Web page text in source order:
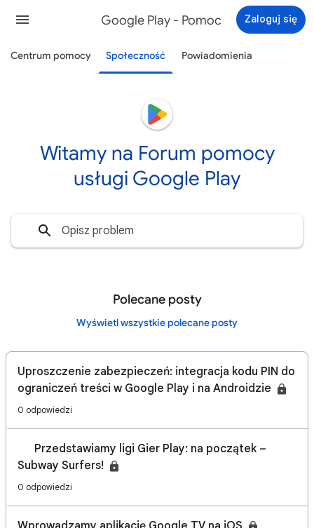
Google Play - Pomoc Zaloguj się
Centrum pomocy Społeczność Powiadomienia
Witamy na Forum pomocy
usługi Google Play
Polecane posty
Wyświetl wszystkie polecane posty
Uproszczenie zabezpieczeń: integracja kodu PIN do
ograniczeń treści w Google Play i na Androidzie
0 odpowiedzi
📢 Przedstawiamy ligi Gier Play: na początek –
Subway Surfers!
0 odpowiedzi